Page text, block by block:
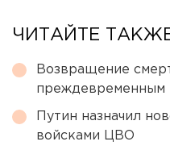
ЧИТАЙТЕ
Возвращение
преждевременным
Путин назначил
войсками ЦВО